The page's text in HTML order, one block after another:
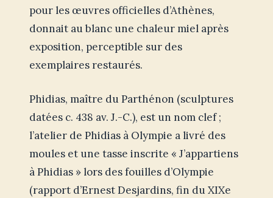
pour les œuvres officielles d’Athènes,
donnait au blanc une chaleur miel après
exposition, perceptible sur des
exemplaires restaurés.
Phidias, maître du Parthénon (sculptures
datées c. 438 av. J.-C.), est un nom clef ;
l’atelier de Phidias à Olympie a livré des
moules et une tasse inscrite « J’appartiens
à Phidias » lors des fouilles d’Olympie
(rapport d’Ernest Desjardins, fin du XIXe